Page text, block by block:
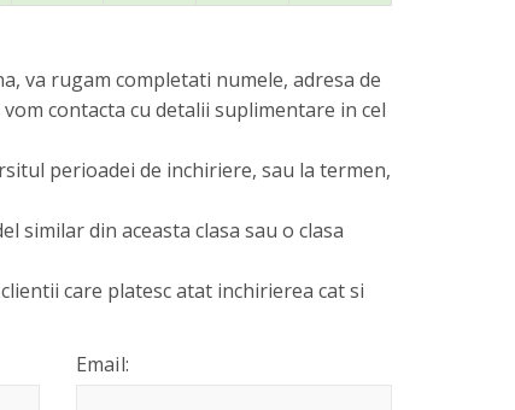
va rugam completati numele, adresa de
contacta cu detalii suplimentare in cel
perioadei de inchiriere, sau la termen,
similar din aceasta clasa sau o clasa
care platesc atat inchirierea cat si
Email: